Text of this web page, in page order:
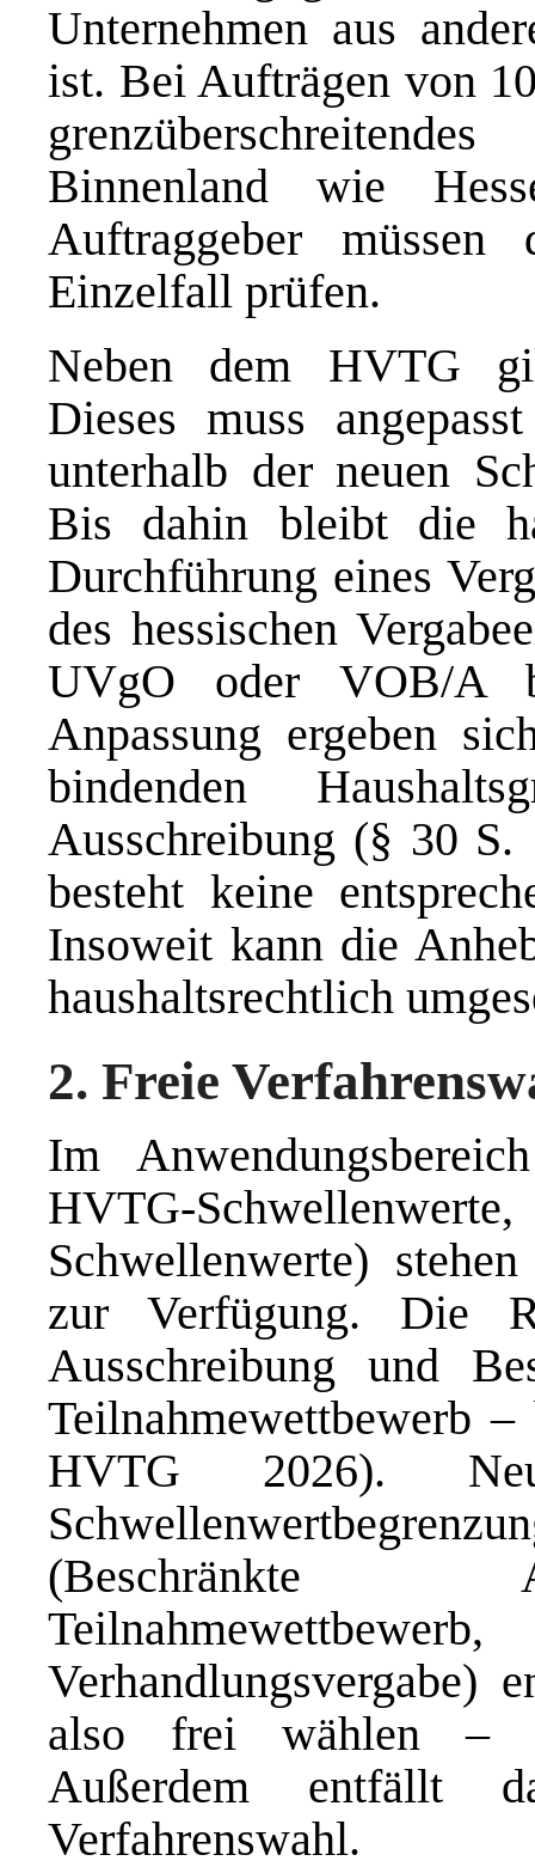
Unternehmen aus
ist. Bei Aufträgen von
Binnenland wie
Auftraggeber müssen
Einzelfall prüfen.
Neben dem HVTG
Dieses muss
unterhalb der neuen
Bis dahin bleibt die
Durchführung eines
des hessischen
UVgO oder VOB/A
Anpassung ergeben
bindenden
Ausschreibung (§ 30
besteht keine
Insoweit kann die
haushaltsrechtlich
2. Freie
Im
HVTG-
Schwellenwerte)
zur Verfügung. Die
Ausschreibung und
Teilnahmewettbewerb
HVTG 2026).
(Beschränkte
Verhandlungsvergabe)
also frei wählen –
Außerdem entfällt
Verfahrenswahl.